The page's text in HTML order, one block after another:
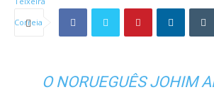
O NORUEGUÊS JOHIM